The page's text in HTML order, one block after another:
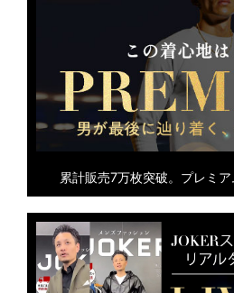
累計販売7万枚突破。プレミ